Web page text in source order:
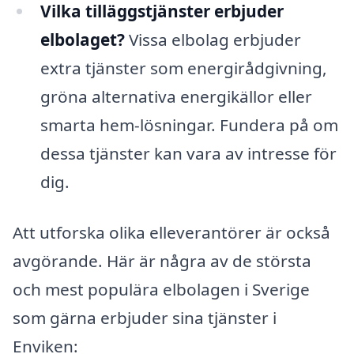
Vilka tilläggstjänster erbjuder
elbolaget?Vissa elbolag erbjuder
extra tjänster som energirådgivning,
gröna alternativa energikällor eller
smarta hem-lösningar. Fundera på om
dessa tjänster kan vara av intresse för
dig.
Att utforska olika elleverantörer är också
avgörande. Här är några av de största
och mest populära elbolagen i Sverige
som gärna erbjuder sina tjänster i
Enviken: